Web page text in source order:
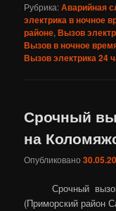
Рубрика:Аварийная
электрика в ночное
районе,Вызов
Вызов в ночное
Вызов электрика 24
Срочный
на
Опубликовано
Срочный
(Приморский район